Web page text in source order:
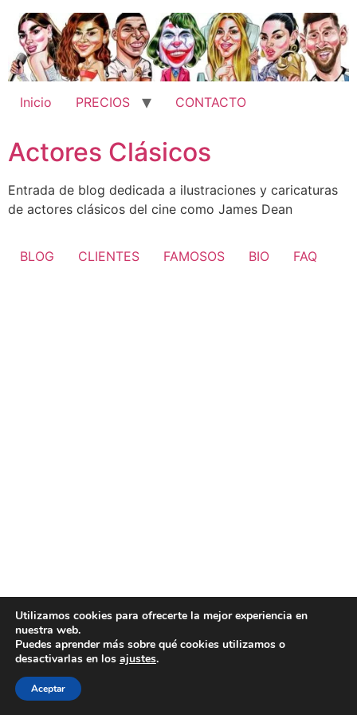
contenido
Inicio PRECIOS CONTACTO
Actores Clásicos
Entrada de blog dedicada a ilustraciones y caricaturas
de actores clásicos del cine como James Dean
BLOG CLIENTES FAMOSOS BIO FAQ
Utilizamos cookies para ofrecerte la mejor experiencia en
nuestra web.
Puedes aprender más sobre qué cookies utilizamos o
desactivarlas en los ajustes.
Aceptar